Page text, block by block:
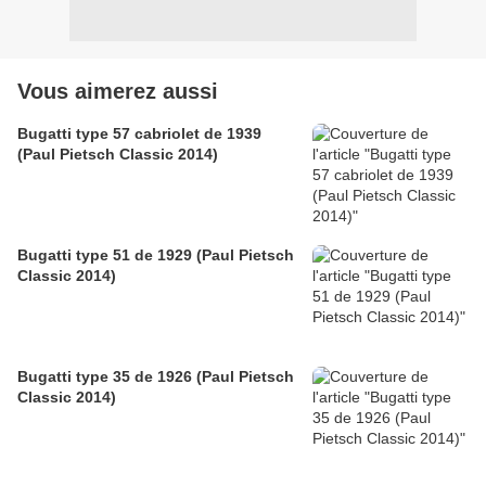
Vous aimerez aussi
Bugatti type 57 cabriolet de 1939
(Paul Pietsch Classic 2014)
Bugatti type 51 de 1929 (Paul Pietsch
Classic 2014)
Bugatti type 35 de 1926 (Paul Pietsch
Classic 2014)